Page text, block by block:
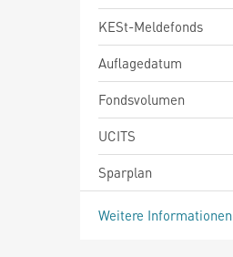
KESt-Meldefonds
Auflagedatum
Fondsvolumen
UCITS
Sparplan
Weitere Informationen